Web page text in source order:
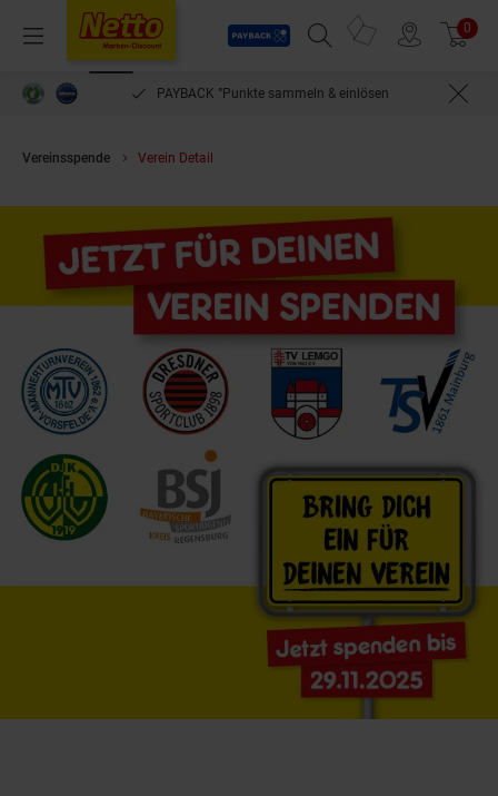
Menü
Payback
Suchfeld einblenden
Prospekte 0
PAYBACK °Punkte sammeln & einlösen
Vereinsspende Verein Detail